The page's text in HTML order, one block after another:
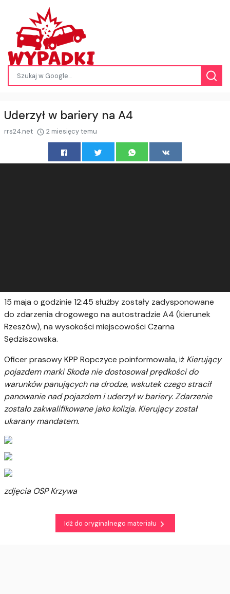
Uderzył w bariery na A4
rrs24.net 2 miesięcy temu
15 maja o godzinie 12:45 służby zostały zadysponowane
do zdarzenia drogowego na autostradzie A4 (kierunek
Rzeszów), na wysokości miejscowości Czarna
Sędziszowska.
Oficer prasowy KPP Ropczyce poinformowała, iż Kierujący
pojazdem marki Skoda nie dostosował prędkości do
warunków panujących na drodze, wskutek czego stracił
panowanie nad pojazdem i uderzył w bariery. Zdarzenie
zostało zakwalifikowane jako kolizja. Kierujący został
ukarany mandatem.
zdjęcia OSP Krzywa
Idź do oryginalnego materiału